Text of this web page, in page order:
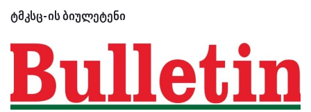
ᲢᲛᲙᲡᲪ-ᲘᲡ ᲑᲘᲣᲚᲔᲢᲔᲜᲘ